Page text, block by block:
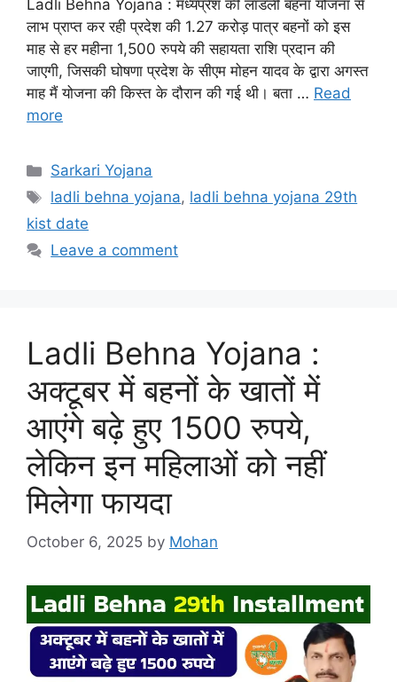
Ladli Behna Yojana : मध्यप्रेश की लाडली बहना योजना से
लाभ प्राप्त कर रही प्रदेश की 1.27 करोड़ पात्र बहनों को इस
माह से हर महीना 1,500 रुपये की सहायता राशि प्रदान की
जाएगी, जिसकी घोषणा प्रदेश के सीएम मोहन यादव के द्वारा अगस्त
माह मैं योजना की किस्त के दौरान की गई थी। बता … Read
more
Categories
Sarkari Yojana
Tags
ladli behna yojana, ladli behna yojana 29th
kist date
Leave a comment
Ladli Behna Yojana :
अक्टूबर में बहनों के खातों में
आएंगे बढ़े हुए 1500 रुपये,
लेकिन इन महिलाओं को नहीं
मिलेगा फायदा
October 6, 2025 by Mohan